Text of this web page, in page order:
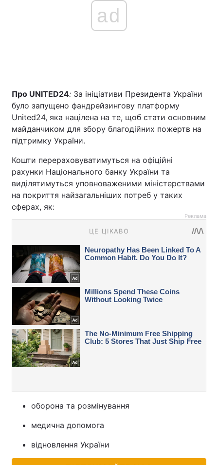
ad
Про UNITED24: За ініціативи Президента України
було запущено фандрейзингову платформу
United24, яка націлена на те, щоб стати основним
майданчиком для збору благодійних пожертв на
підтримку України.
Кошти перераховуватимуться на офіційні
рахунки Національного банку України та
виділятимуться уповноваженими міністерствами
на покриття найзагальніших потреб у таких
сферах, як:
Реклама
оборона та розмінування
медична допомога
відновлення України